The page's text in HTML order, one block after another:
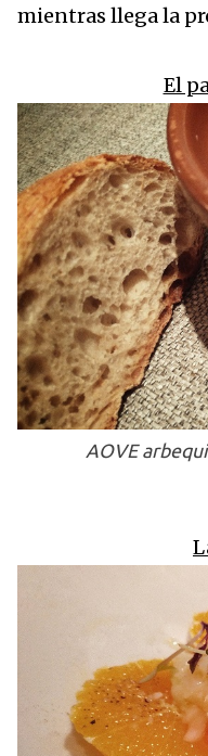
mientras llega la
El
AOVE